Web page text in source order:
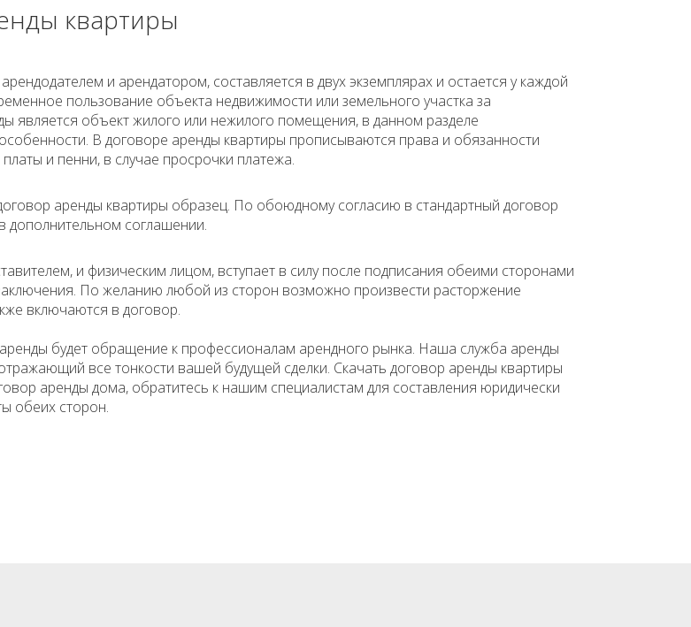
квартиры
и арендатором, составляется в двух экземплярах и остается у каждой
пользование объекта недвижимости или земельного участка за
является объект жилого или нежилого помещения, в данном разделе
В договоре аренды квартиры прописываются права и обязанности
и пенни, в случае просрочки платежа.
аренды квартиры образец. По обоюдному согласию в стандартный договор
дополнительном соглашении.
и физическим лицом, вступает в силу после подписания обеими сторонами
По желанию любой из сторон возможно произвести расторжение
включаются в договор.
будет обращение к профессионалам арендного рынка. Наша служба аренды
все тонкости вашей будущей сделки. Скачать договор аренды квартиры
аренды дома, обратитесь к нашим специалистам для составления юридически
обеих сторон.